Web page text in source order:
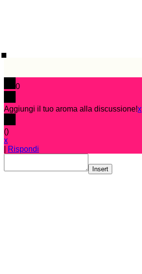
0
Aggiungi il tuo aroma alla discussione!x
()
x
Rispondi
Insert